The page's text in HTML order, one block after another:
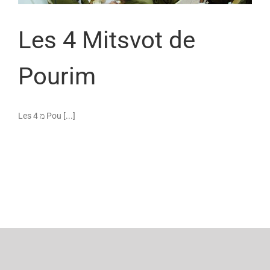
Les 4 Mitsvot de
Pourim
Les 4 מ Pou [...]